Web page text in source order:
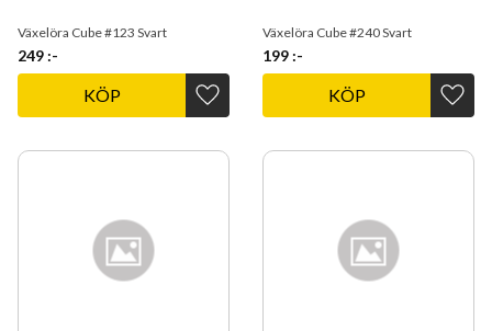
Växelöra Cube #123 Svart
249 :-
Lägg till i favoriter
KÖP
Växelöra Cube #240 Svart
199 :-
KÖP